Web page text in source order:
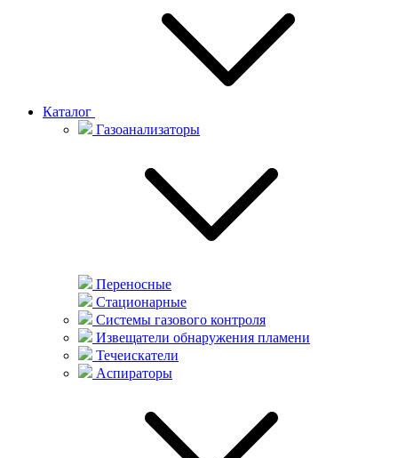
Каталог
Газоанализаторы
Переносные
Стационарные
Системы газового контроля
Извещатели обнаружения пламени
Течеискатели
Аспираторы